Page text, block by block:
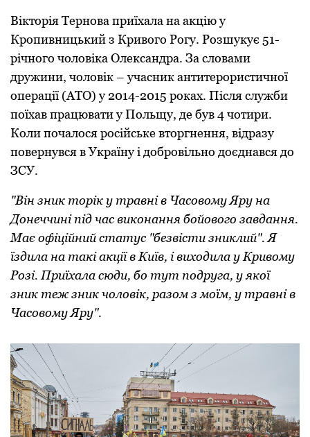
Вікторія Тернова приїхала на акцію у
Кропивницький з Кривого Рогу. Розшукує 51-
річного чоловіка Олександра. За словами
дружини, чоловік – учасник антитерористичної
операції (АТО) у 2014-2015 роках. Після служби
поїхав працювати у Польщу, де був 4 чотири.
Коли почалося російське вторгнення, відразу
повернувся в Україну і добровільно доєднався до
ЗСУ.
"Він зник торік у травні в Часовому Яру на
Донеччині під час виконання бойового завдання.
Має офіційний статус "безвісти зниклий". Я
їздила на такі акції в Київ, і виходила у Кривому
Розі. Приїхала сюди, бо тут подруга, у якої
зник теж зник чоловік, разом з моїм, у травні в
Часовому Яру".